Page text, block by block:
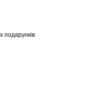
подарунків